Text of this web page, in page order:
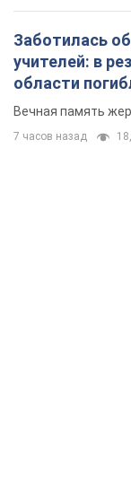
Заботилась
учителей: в
области
муж и внук
Вечная память
7 часов назад